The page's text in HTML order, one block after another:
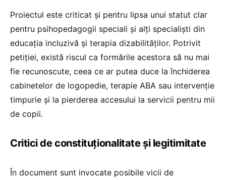
Proiectul este criticat și pentru lipsa unui statut clar
pentru psihopedagogii speciali și alți specialiști din
educația incluzivă și terapia dizabilităților. Potrivit
petiției, există riscul ca formările acestora să nu mai
fie recunoscute, ceea ce ar putea duce la închiderea
cabinetelor de logopedie, terapie ABA sau intervenție
timpurie și la pierderea accesului la servicii pentru mii
de copii.
Critici de constituționalitate și legitimitate
În document sunt invocate posibile vicii de